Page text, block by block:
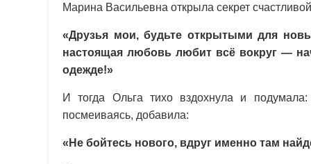
Марина Васильевна открыла секрет
«Друзья мои, будьте открытыми для
настоящая любовь любит всё вокруг —
одежде!»
И тогда Ольга тихо вздохнула и
посмеиваясь, добавила:
«Не бойтесь нового, вдруг именно там